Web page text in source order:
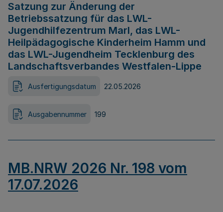
Satzung zur Änderung der
Betriebssatzung für das LWL-
Jugendhilfezentrum Marl, das LWL-
Heilpädagogische Kinderheim Hamm und
das LWL-Jugendheim Tecklenburg des
Landschaftsverbandes Westfalen-Lippe
Ausfertigungsdatum 22.05.2026
Ausgabennummer 199
MB.NRW 2026 Nr. 198 vom
17.07.2026